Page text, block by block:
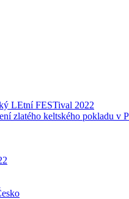
LEtní FESTival 2022
zlatého keltského pokladu v